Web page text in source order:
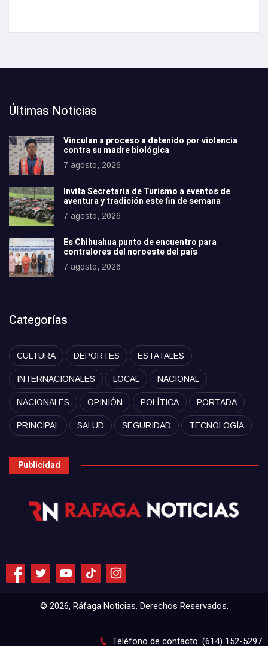
Últimas Noticias
Vinculan a proceso a detenido por violencia
contra su madre biológica
7 agosto, 2026
Invita Secretaría de Turismo a eventos de
aventura y tradición este fin de semana
7 agosto, 2026
Es Chihuahua punto de encuentro para
contralores del noroeste del país
7 agosto, 2026
Categorías
CULTURA DEPORTES ESTATALES
INTERNACIONALES LOCAL NACIONAL
NACIONALES OPINIÓN POLÍTICA PORTADA
PRINCIPAL SALUD SEGURIDAD TECNOLOGÍA
Publicidad
© 2026, Ráfaga Noticias. Derechos Reservados.
Teléfono de contacto: (614) 152-5297